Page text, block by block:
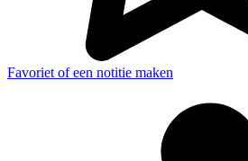
Favoriet of een notitie maken